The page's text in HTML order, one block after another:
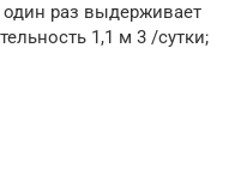
один раз выдерживает
1,1 м 3 /сутки;